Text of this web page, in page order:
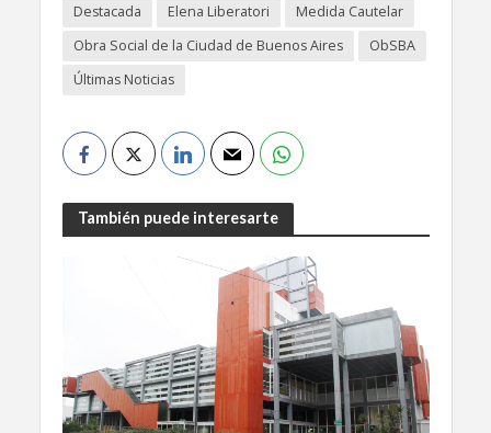
Destacada
Elena Liberatori
Medida Cautelar
Obra Social de la Ciudad de Buenos Aires
ObSBA
Últimas Noticias
También puede interesarte